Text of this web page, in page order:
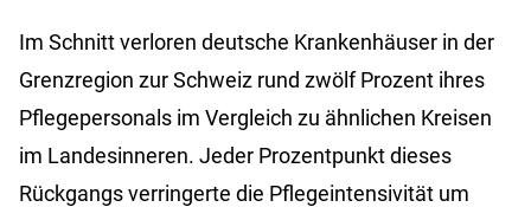
Im Schnitt verloren deutsche Krankenhäuser in der
Grenzregion zur Schweiz rund zwölf Prozent ihres
Pflegepersonals im Vergleich zu ähnlichen Kreisen
im Landesinneren. Jeder Prozentpunkt dieses
Rückgangs verringerte die Pflegeintensivität um